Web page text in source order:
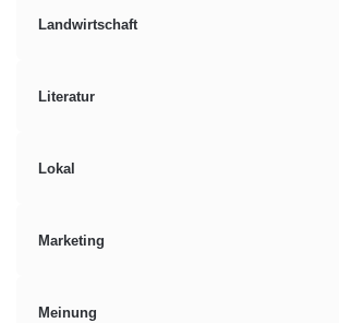
Landwirtschaft
Literatur
Lokal
Marketing
Meinung